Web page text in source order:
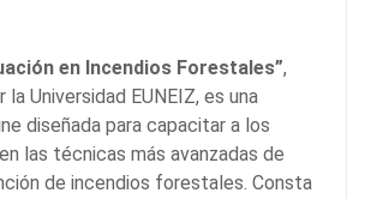
en Incendios Forestales”,
Universidad EUNEIZ, es una
diseñada para capacitar a los
las técnicas más avanzadas de
de incendios forestales. Consta